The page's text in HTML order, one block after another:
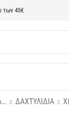
των 45€
ΚΟΣΜΗΜΑΤΑ ΔΑΧΤΥΛΙΔΙΑ